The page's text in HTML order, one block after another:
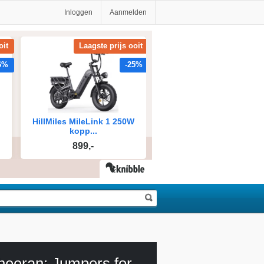
Inloggen Aanmelden